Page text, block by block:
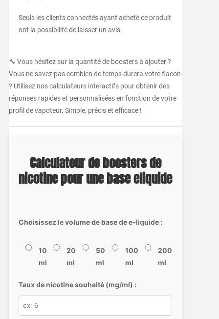
Seuls les clients connectés ayant acheté ce produit
ont la possibilité de laisser un avis.
🔧 Vous hésitez sur la quantité de boosters à ajouter ?
Vous ne savez pas combien de temps durera votre flacon
? Utilisez nos calculateurs interactifs pour obtenir des
réponses rapides et personnalisées en fonction de votre
profil de vapoteur. Simple, précis et efficace !
Calculateur de boosters de
nicotine pour une base eliquide
Choisissez le volume de base de e-liquide :
10
ml
20
ml
50
ml
100
ml
200
ml
Taux de nicotine souhaité (mg/ml) :